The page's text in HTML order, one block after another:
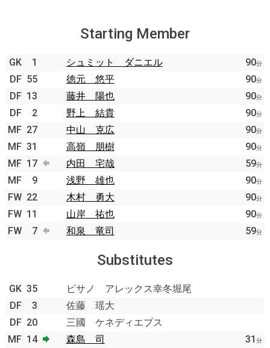
Starting Member
GK 1 シュミット ダニエル 90分
DF 55 徳元 悠平 90分
DF 13 藤井 陽也 90分
DF 2 野上 結貴 90分
MF 27 中山 克広 90分
MF 31 高嶺 朋樹 90分
MF 17 内田 宅哉 59分
MF 9 浅野 雄也 90分
FW 22 木村 勇大 90分
FW 11 山岸 祐也 90分
FW 7 和泉 竜司 59分
Substitutes
GK 35
ピサノ アレックス幸冬堀尾
DF
3
佐藤 瑶大
DF 20
三國 ケネディエブス
MF 14 森島 司 31 分